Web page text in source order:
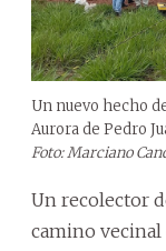
Un nuevo hecho
Aurora de Pedro
Foto: Marciano
Un recolector
camino vecinal